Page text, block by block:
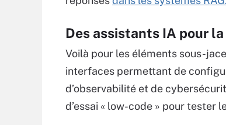
Des assistants IA pour
Voilà pour les éléments sous-
interfaces permettant de
d’observabilité et de
d’essai « low-code » pour tester